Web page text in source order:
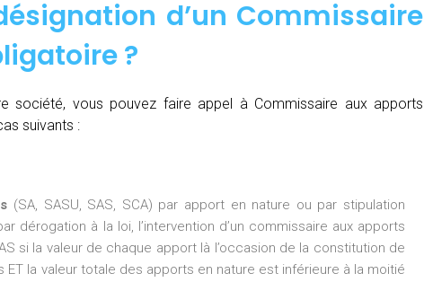
d’un Commissaire
?
société, vous pouvez faire appel à Commissaire aux apports
suivants :
(SA, SASU, SAS, SCA) par apport en nature ou par stipulation
dérogation à la loi, l’intervention d’un commissaire aux apports
si la valeur de chaque apport là l’occasion de la constitution de
la valeur totale des apports en nature est inférieure à la moitié